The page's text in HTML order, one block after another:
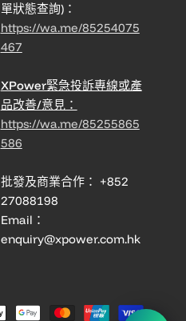
單狀態查詢)：
https://wa.me/85254075
467
XPower緊急投訴專線或產
品改善/意見：
https://wa.me/85255865
586
批發及商業合作： +852
27088198
Email：
enquiry@xpower.com.hk